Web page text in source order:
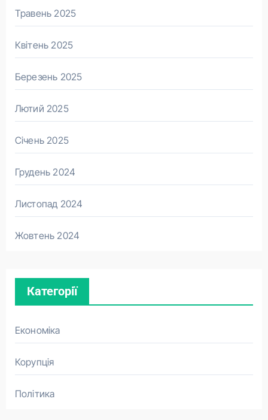
Травень 2025
Квітень 2025
Березень 2025
Лютий 2025
Січень 2025
Грудень 2024
Листопад 2024
Жовтень 2024
Категорії
Економіка
Корупція
Політика